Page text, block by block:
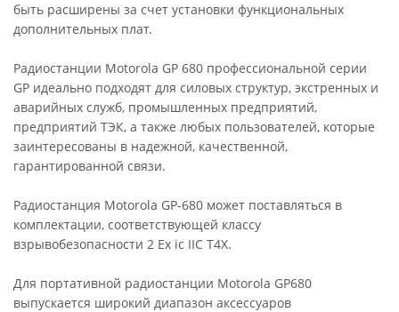
быть расширены за счет установки функциональных
дополнительных плат.
Радиостанции Motorola GP 680 профессиональной серии
GP идеально подходят для силовых структур, экстренных и
аварийных служб, промышленных предприятий,
предприятий ТЭК, а также любых пользователей, которые
заинтересованы в надежной, качественной,
гарантированной связи.
Радиостанция Motorola GP-680 может поставляться в
комплектации, соответствующей классу
взрывобезопасности 2 Ex ic IIC T4X.
Для портативной радиостанции Motorola GP680
выпускается широкий диапазон аксессуаров